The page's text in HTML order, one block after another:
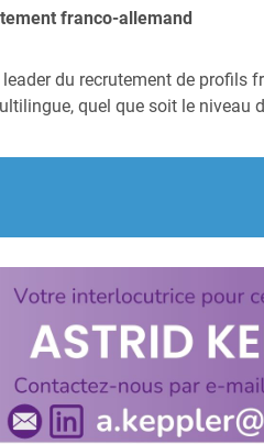
franco-allemand
du recrutement de profils
quel que soit le niveau